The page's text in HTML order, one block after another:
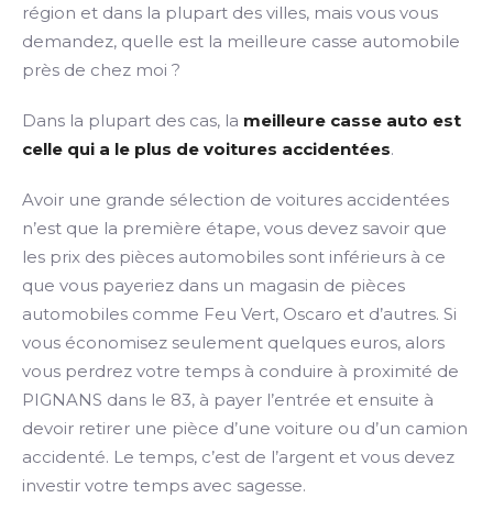
région et dans la plupart des villes, mais vous vous
demandez, quelle est la meilleure casse automobile
près de chez moi ?
Dans la plupart des cas, la meilleure casse auto est
celle qui a le plus de voitures accidentées.
Avoir une grande sélection de voitures accidentées
n’est que la première étape, vous devez savoir que
les prix des pièces automobiles sont inférieurs à ce
que vous payeriez dans un magasin de pièces
automobiles comme Feu Vert, Oscaro et d’autres. Si
vous économisez seulement quelques euros, alors
vous perdrez votre temps à conduire à proximité de
PIGNANS dans le 83, à payer l’entrée et ensuite à
devoir retirer une pièce d’une voiture ou d’un camion
accidenté. Le temps, c’est de l’argent et vous devez
investir votre temps avec sagesse.